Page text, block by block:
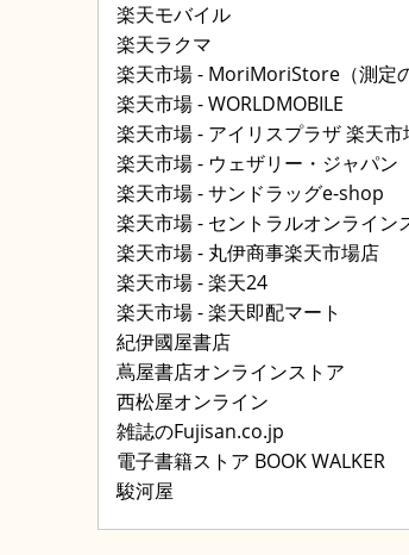
楽天モバイル
楽天ラクマ
楽天市場 - MoriMoriStore（測定
楽天市場 - WORLDMOBILE
楽天市場 - アイリスプラザ 楽天市
楽天市場 - ウェザリー・ジャパン
楽天市場 - サンドラッグe-shop
楽天市場 - セントラルオンライン
楽天市場 - 丸伊商事楽天市場店
楽天市場 - 楽天24
楽天市場 - 楽天即配マート
紀伊國屋書店
蔦屋書店オンラインストア
西松屋オンライン
雑誌のFujisan.co.jp
電子書籍ストア BOOK WALKER
駿河屋